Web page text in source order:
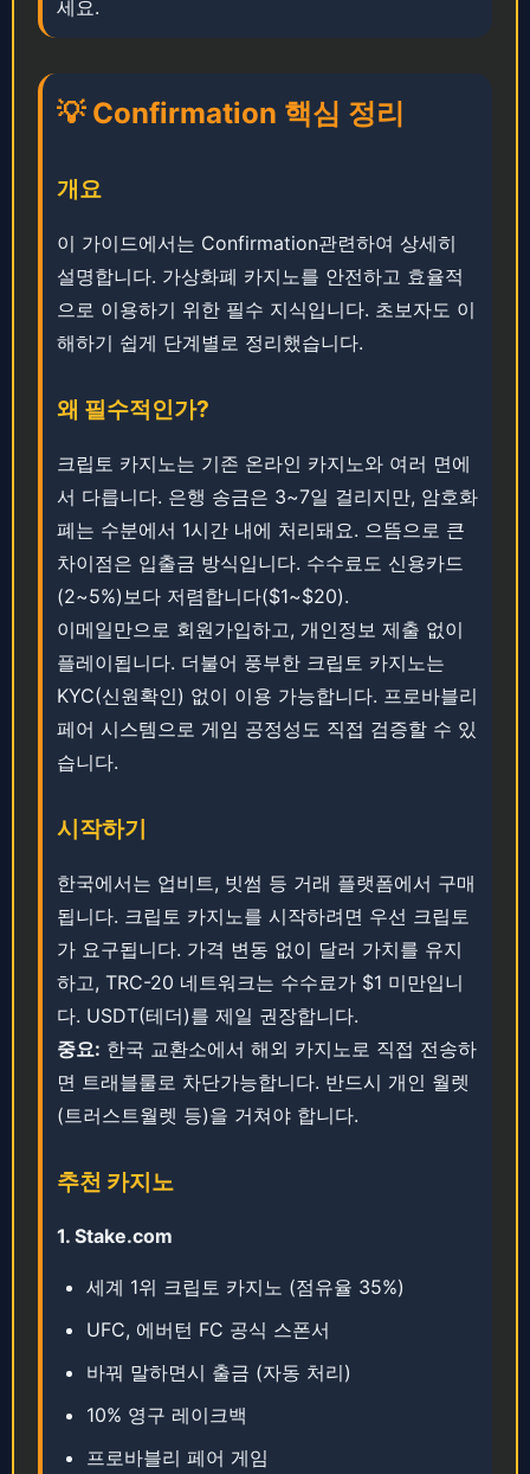
세요.
💡 Confirmation 핵심 정리
개요
이 가이드에서는 Confirmation관련하여 상세히
설명합니다. ​​가상화폐 카지노를 안전하고 효율적
으로 이용하기 위한 필수 지식입니다. 초보자도 이
해하기 쉽게 단계별로 정리했습니다.
왜 필수적인가?
크립토 카지노는 기존 온라인 카지노와 여러 면에
서 다릅니다. ​은행 송금은 3~7일 걸리지만, 암호화
폐는 수분에서 1시간 내에 처리돼요. ​​​으뜸으로 큰
차이점은 입출금 방식입니다. ​​​​수수료도 신용카드
(2~5%)보다 저렴합니다($1~$20).
이메일만으로 회원가입하고, 개인정보 제출 없이
플레이됩니다. 더불어 풍부한 크립토 카지노는
KYC(신원확인) 없이 이용 가능합니다. ​​프로바블리
페어 시스템으로 게임 공정성도 직접 검증할 수 있
습니다.
시작하기
​한국에서는 업비트, 빗썸 등 거래 플랫폼에서 구매
됩니다. 크립토 카지노를 시작하려면 우선 크립토
가 요구됩니다. ​​​​가격 변동 없이 달러 가치를 유지
하고, TRC-20 네트워크는 수수료가 $1 미만입니
다. ​USDT(테더)를 제일 권장합니다.
중요: 한국 교환소에서 해외 카지노로 직접 전송하
면 트래블룰로 차단가능합니다. ​​반드시 개인 월렛
(트러스트월렛 등)을 거쳐야 합니다.
추천 카지노
1. ​​​​Stake.com
세계 1위 크립토 카지노 (점유율 35%)
UFC, 에버턴 FC 공식 스폰서
바꿔 말하면시 출금 (자동 처리)
10% 영구 레이크백
프로바블리 페어 게임